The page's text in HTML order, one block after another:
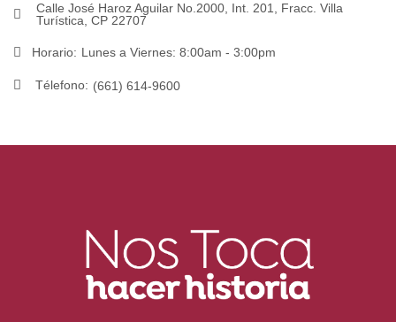
Calle José Haroz Aguilar No.2000, Int. 201, Fracc. Villa
Turística, CP 22707
Horario: Lunes a Viernes: 8:00am - 3:00pm
Télefono: (661) 614-9600